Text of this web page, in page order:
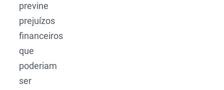
previne
prejuízos
financeiros
que
poderiam
ser